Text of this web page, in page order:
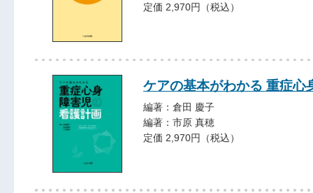
定価 2,970円（税込）
ケアの基本がわかる 重症心
編著：倉田 慶子
編著：市原 真穂
定価 2,970円（税込）